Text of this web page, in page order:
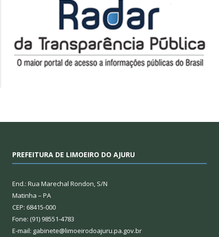
PREFEITURA DE LIMOEIRO DO AJURU
End.: Rua Marechal Rondon, S/N
Matinha – PA
CEP: 68415-000
Fone: (91) 98551-4783
E-mail: gabinete@limoeirodoajuru.pa.gov.br